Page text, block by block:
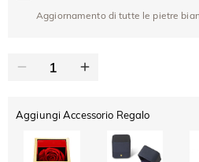
Aggiornamento di tutte le pietre
Aggiungi Accessorio Regalo